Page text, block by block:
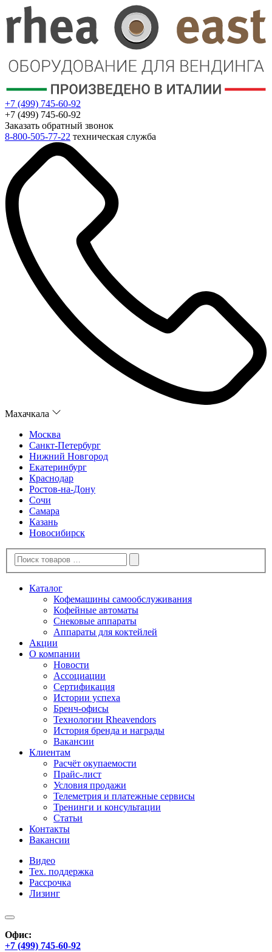
+7 (499) 745-60-92
+7 (499) 745-60-92
Заказать обратный звонок
8-800-505-77-22 техническая служба
Махачкала
Москва
Санкт-Петербург
Нижний Новгород
Екатеринбург
Краснодар
Ростов-на-Дону
Сочи
Самара
Казань
Новосибирск
Каталог
Кофемашины самообслуживания
Кофейные автоматы
Снековые аппараты
Аппараты для коктейлей
Акции
О компании
Новости
Ассоциации
Сертификация
Истории успеха
Бренч-офисы
Технологии Rheavendors
История бренда и награды
Вакансии
Клиентам
Расчёт окупаемости
Прайс-лист
Условия продажи
Телеметрия и платежные сервисы
Тренинги и консультации
Статьи
Контакты
Вакансии
Видео
Тех. поддержка
Рассрочка
Лизинг
Офис:
+7 (499) 745-60-92